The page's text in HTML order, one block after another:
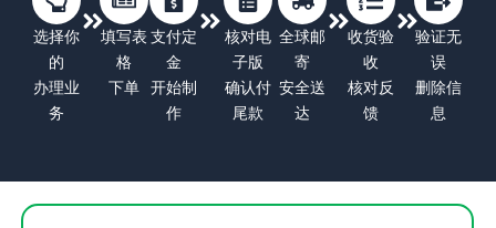
选择你
的
办理业
务
填写表
格
下单
支付定
金
开始制
作
核对电
子版
确认付
尾款
全球邮
寄
安全送
达
收货验
收
核对反
馈
验证无
误
删除信
息